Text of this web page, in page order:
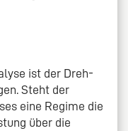
ist der Dreh-
Steht der
eine Regime die
über die